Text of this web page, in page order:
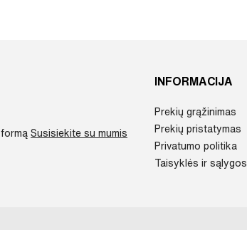
Susisiekite su mumis
INFORMACIJA
Prekių grąžinimas
Prekių pristatymas
Privatumo politika
Taisyklės ir sąlygos